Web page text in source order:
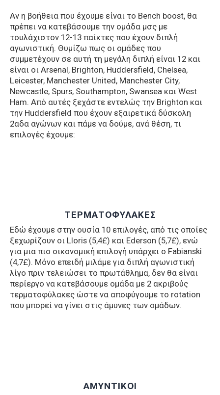
Αν η βοήθεια που έχουμε είναι το Bench boost, θα
πρέπει να κατεβάσουμε την ομάδα μσς με
τουλάχιστον 12-13 παίκτες που έχουν διπλή
αγωνιστική. Θυμίζω πως οι ομάδες που
συμμετέχουν σε αυτή τη μεγάλη διπλή είναι 12 και
είναι οι Arsenal, Brighton, Huddersfield, Chelsea,
Leicester, Manchester United, Manchester City,
Newcastle, Spurs, Southampton, Swansea και West
Ham. Από αυτές ξεχάστε εντελώς την Brighton και
την Huddersfield που έχουν εξαιρετικά δύσκολη
2αδα αγώνων και πάμε να δούμε, ανά θέση, τι
επιλογές έχουμε:
ΤΕΡΜΑΤΟΦΥΛΑΚΕΣ
Εδώ έχουμε στην ουσία 10 επιλογές, από τις οποίες
ξεχωρίζουν οι Llοris (5,4£) και Ederson (5,7£), ενώ
για μια πιο οικονομική επιλογή υπάρχει ο Fabianski
(4,7£). Μόνο επειδή μιλάμε για διπλή αγωνιστική
λίγο πριν τελειώσει το πρωτάθλημα, δεν θα είναι
περίεργο να κατεβάσουμε ομάδα με 2 ακριβούς
τερματοφύλακες ώστε να αποφύγουμε το rotation
που μπορεί να γίνει στις άμυνες των ομάδων.
ΑΜΥΝΤΙΚΟΙ